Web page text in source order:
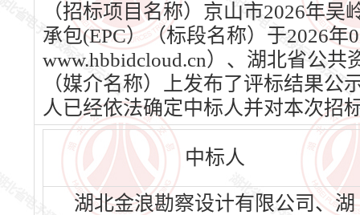
（招标项目名称）京山市2026年
承包(EPC）（标段名称）于2026
www.hbbidcloud.cn）、湖北省公
（媒介名称）上发布了评标结果公
人已经依法确定中标人并对本次招
中标人
湖北金浪勘察设计有限公司、湖